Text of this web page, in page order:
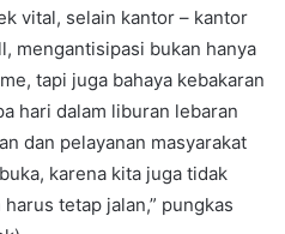
vital, selain kantor – kantor
mengantisipasi bukan hanya
tapi juga bahaya kebakaran
hari dalam liburan lebaran
dan pelayanan masyarakat
karena kita juga tidak
tetap jalan,” pungkas